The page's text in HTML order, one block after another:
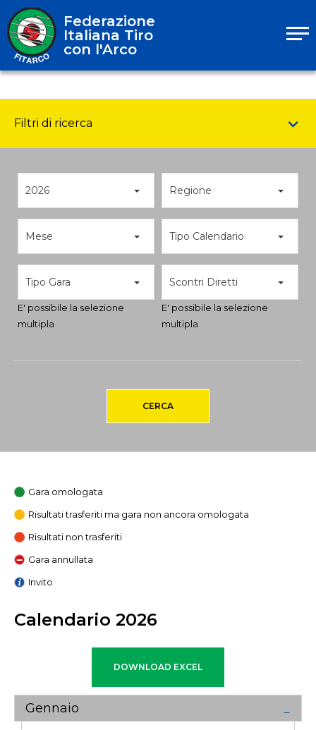
Federazione
Italiana Tiro
con l'Arco
Filtri di ricerca
2026 Regione
Mese Tipo Calendario
Tipo Gara
E' possibile la selezione
multipla
Scontri Diretti
E' possibile la selezione
multipla
CERCA
Gara omologata
Risultati trasferiti ma gara non ancora omologata
Risultati non trasferiti
Gara annullata
Invito
Calendario 2026
Gennaio